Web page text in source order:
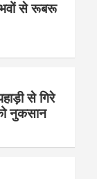
से रूबरू
से गिरे
नुकसान